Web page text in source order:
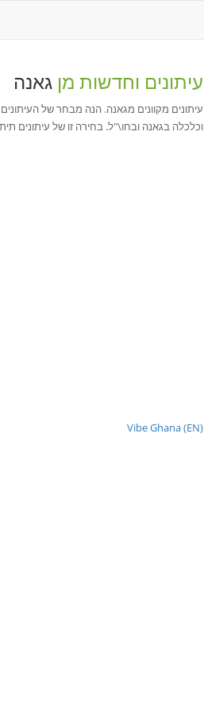
עיתונים וחדשות מן גאנה
עיתונים מקוונים מגאנה. הנה מבחר של
וכלכלה בגאנה ובחו\"ל. בחירה זו של עיתונים
Vibe Ghana (EN)